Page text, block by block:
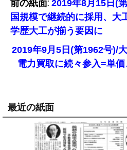
2019年8月15日(
国規模で継続的に採用、大
学歴大工が揃う要因に
2019年9月5日(第1962号)/
電力買取に続々参入=単
最近の紙面